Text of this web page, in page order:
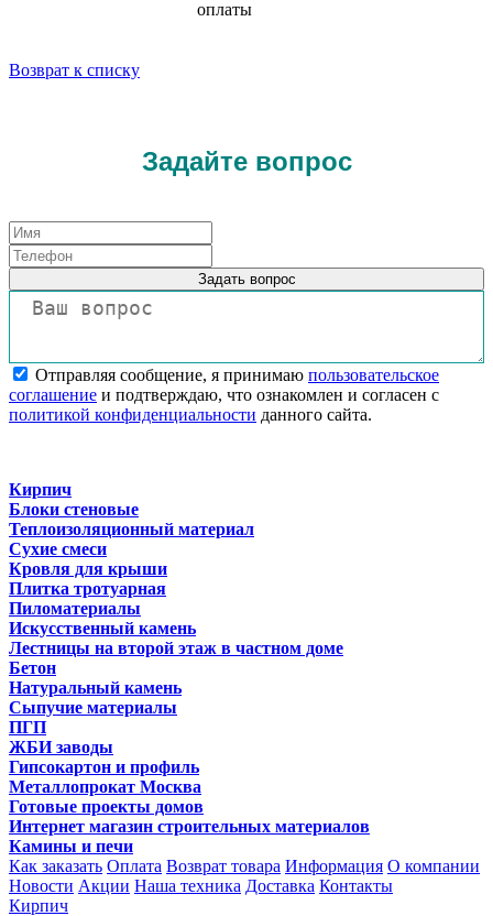
оплаты
Возврат к списку
Задайте вопрос
Задать вопрос
Отправляя сообщение, я принимаю пользовательское
соглашение и подтверждаю, что ознакомлен и согласен с
политикой конфиденциальности данного сайта.
Кирпич
Блоки стеновые
Теплоизоляционный материал
Сухие смеси
Кровля для крыши
Плитка тротуарная
Пиломатериалы
Искусственный камень
Лестницы на второй этаж в частном доме
Бетон
Натуральный камень
Сыпучие материалы
ПГП
ЖБИ заводы
Гипсокартон и профиль
Металлопрокат Москва
Готовые проекты домов
Интернет магазин строительных материалов
Камины и печи
Как заказать Оплата Возврат товара Информация О компании
Новости Акции Наша техника Доставка Контакты
Кирпич